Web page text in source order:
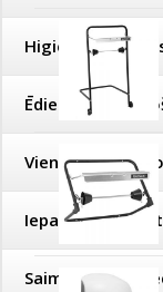
Higiēnas un
Ēdienu
Vienreizējās
Iepakošanas
Saimniecības